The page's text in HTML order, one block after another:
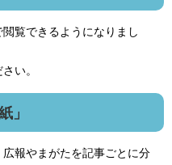
覧できるようになりまし
い。
」
報やまがたを記事ごとに分